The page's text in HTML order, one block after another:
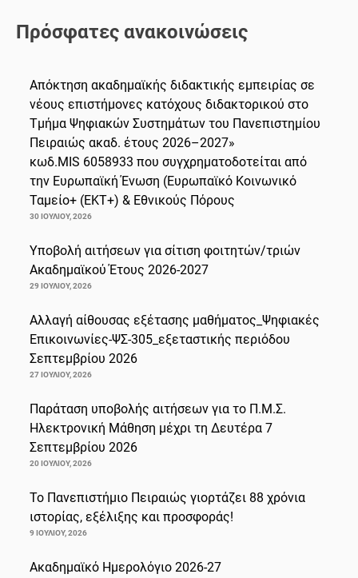
Πρόσφατες ανακοινώσεις
Απόκτηση ακαδημαϊκής διδακτικής εμπειρίας σε
νέους επιστήμονες κατόχους διδακτορικού στο
Τμήμα Ψηφιακών Συστημάτων του Πανεπιστημίου
Πειραιώς ακαδ. έτους 2026–2027»
κωδ.MIS 6058933 που συγχρηματοδοτείται από
την Ευρωπαϊκή Ένωση (Ευρωπαϊκό Κοινωνικό
Ταμείο+ (ΕΚΤ+) & Εθνικούς Πόρους
30 ΙΟΥΛΊΟΥ, 2026
Υποβολή αιτήσεων για σίτιση φοιτητών/τριών
Ακαδημαϊκού Έτους 2026-2027
29 ΙΟΥΛΊΟΥ, 2026
Αλλαγή αίθουσας εξέτασης μαθήματος_Ψηφιακές
Επικοινωνίες-ΨΣ-305_εξεταστικής περιόδου
Σεπτεμβρίου 2026
27 ΙΟΥΛΊΟΥ, 2026
Παράταση υποβολής αιτήσεων για το Π.Μ.Σ.
Ηλεκτρονική Μάθηση μέχρι τη Δευτέρα 7
Σεπτεμβρίου 2026
20 ΙΟΥΛΊΟΥ, 2026
Το Πανεπιστήμιο Πειραιώς γιορτάζει 88 χρόνια
ιστορίας, εξέλιξης και προσφοράς!
9 ΙΟΥΛΊΟΥ, 2026
Ακαδημαϊκό Ημερολόγιο 2026-27